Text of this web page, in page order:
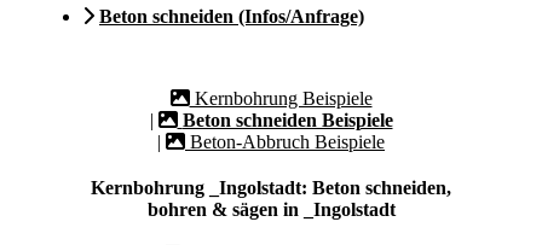
Beton schneiden (Infos/Anfrage)
Kernbohrung Beispiele
|
Beton schneiden Beispiele
|
Beton-Abbruch Beispiele
Kernbohrung _Ingolstadt: Beton schneiden,
bohren & sägen in _Ingolstadt